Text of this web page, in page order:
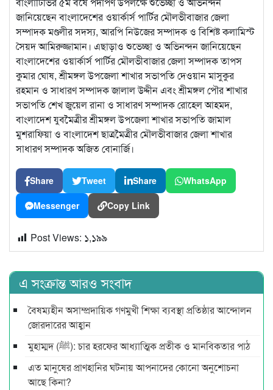
জানিয়েছেন বাংলাদেশের ওয়ার্কার্স পার্টির মৌলভীবাজার জেলা
সম্পাদক মণ্ডলীর সদস্য, আরপি নিউজের সম্পাদক ও বিশিষ্ট কলামিস্ট
সৈয়দ আমিরুজ্জামান। এছাড়াও শুভেচ্ছা ও অভিনন্দন জানিয়েছেন
বাংলাদেশের ওয়ার্কার্স পার্টির মৌলভীবাজার জেলা সম্পাদক তাপস
কুমার ঘোষ, শ্রীমঙ্গল উপজেলা শাখার সভাপতি দেওয়ান মাসুকুর
রহমান ও সাধারণ সম্পাদক জালাল উদ্দীন এবং শ্রীমঙ্গল পৌর শাখার
সভাপতি শেখ জুয়েল রানা ও সাধারণ সম্পাদক রোহেল আহমদ,
বাংলাদেশ যুবমৈত্রীর শ্রীমঙ্গল উপজেলা শাখার সভাপতি জামাল
মুশরাফিয়া ও বাংলাদেশ ছাত্রমৈত্রীর মৌলভীবাজার জেলা শাখার
সাধারণ সম্পাদক অজিত বোনার্জি।
Share Tweet Share WhatsApp
Messenger Copy Link
Post Views: ১,১৯৯
এ সংক্রান্ত আরও সংবাদ
বৈষম্যহীন অসাম্প্রদায়িক গণমুখী শিক্ষা ব্যবস্থা প্রতিষ্ঠার আন্দোলন
জোরদারের আহ্বান
মুহাম্মদ (ﷺ): চার হরফের আধ্যাত্মিক প্রতীক ও মানবিকতার পাঠ
এত মানুষের প্রাণহানির ঘটনায় আপনাদের কোনো অনুশোচনা
আছে কিনা?